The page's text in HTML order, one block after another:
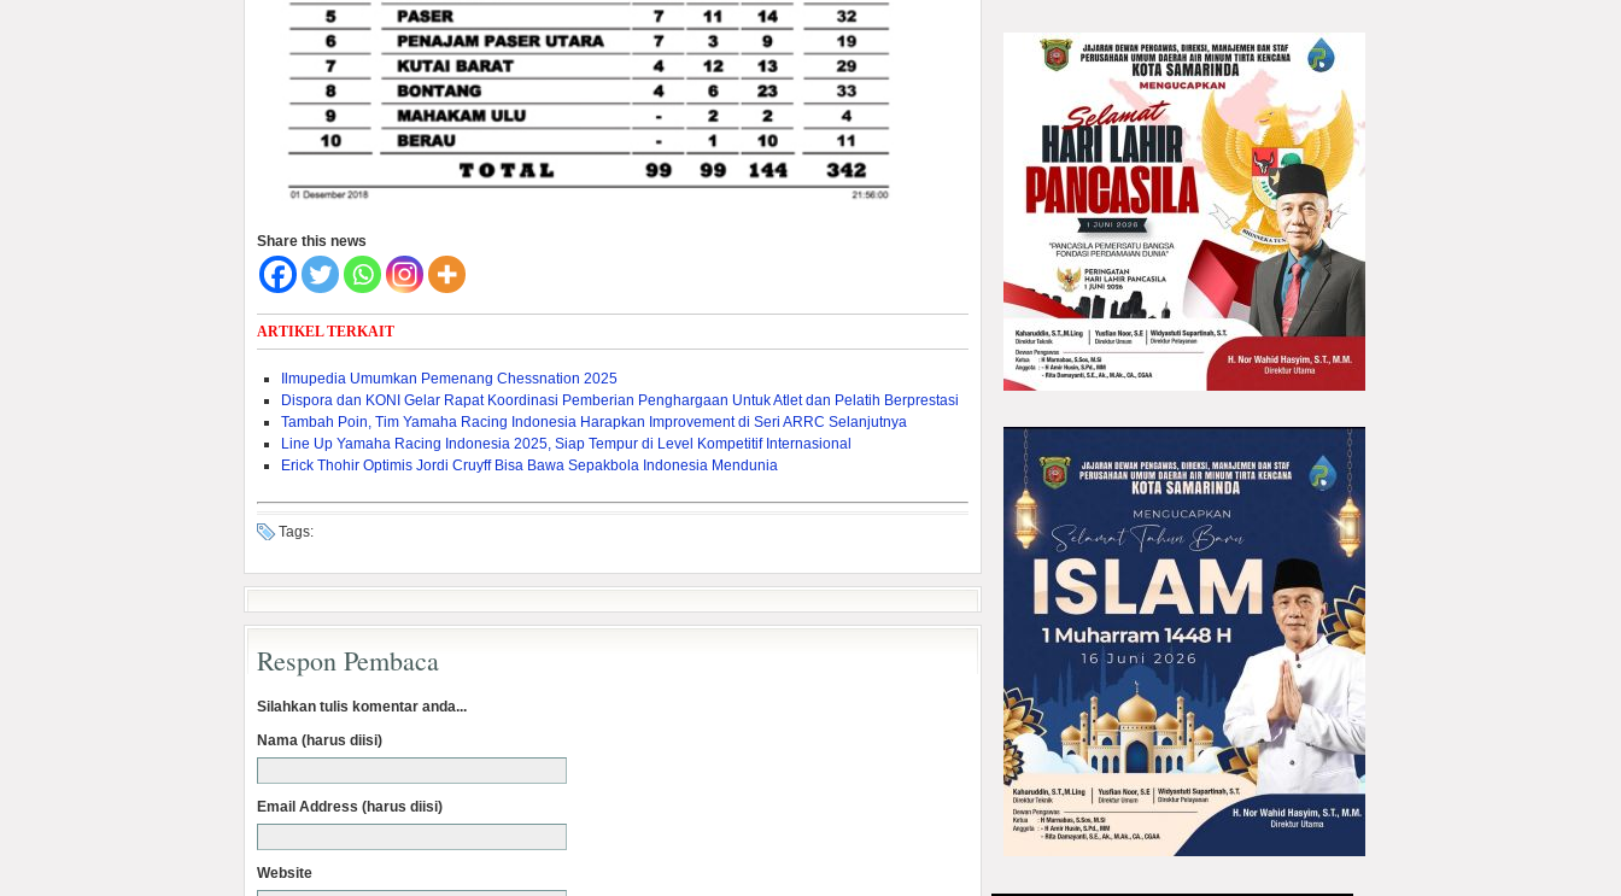
Share this news
ARTIKEL TERKAIT
Ilmupedia Umumkan Pemenang Chessnation 2025
Dispora dan KONI Gelar Rapat Koordinasi Pemberian Penghargaan Untuk Atlet dan Pelatih Berprestasi
Tambah Poin, Tim Yamaha Racing Indonesia Harapkan Improvement di Seri ARRC Selanjutnya
Line Up Yamaha Racing Indonesia 2025, Siap Tempur di Level Kompetitif Internasional
Erick Thohir Optimis Jordi Cruyff Bisa Bawa Sepakbola Indonesia Mendunia
Tags:
Respon Pembaca
Silahkan tulis komentar anda...
Nama (harus diisi)
Email Address (harus diisi)
Website